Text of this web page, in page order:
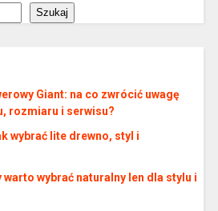
Szukaj
Giant: na co zwrócić uwagę
rozmiaru i serwisu?
wybrać lite drewno, styl i
warto wybrać naturalny len dla stylu i